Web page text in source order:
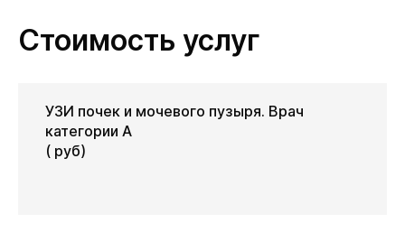
Стоимость услуг
УЗИ почек и мочевого пузыря. Врач
категории А
( руб)